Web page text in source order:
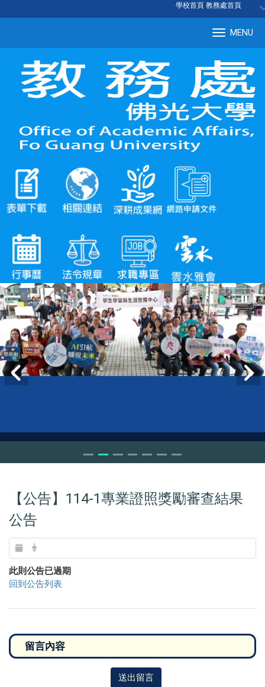
學校首頁 教務處首頁
MENU
【公告】114-1專業證照獎勵審查結果
公告
此則公告已過期
回到公告列表
送出留言